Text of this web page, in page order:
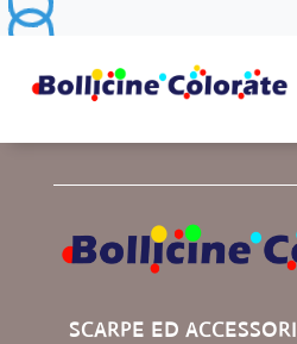
SCARPE ED ACCESSORI